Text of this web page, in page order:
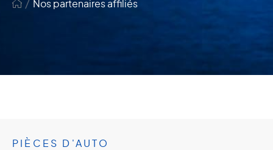
/ Nos partenaires affiliés
PIÈCES D'AUTO​